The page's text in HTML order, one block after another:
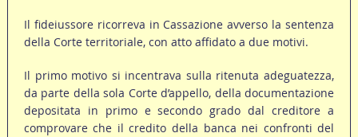
Il fideiussore ricorreva in Cassazione avverso la sentenza
della Corte territoriale, con atto affidato a due motivi.
Il primo motivo si incentrava sulla ritenuta adeguatezza,
da parte della sola Corte d’appello, della documentazione
depositata in primo e secondo grado dal creditore a
comprovare che il credito della banca nei confronti del